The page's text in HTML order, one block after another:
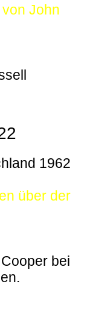
John
1962
über der
bei